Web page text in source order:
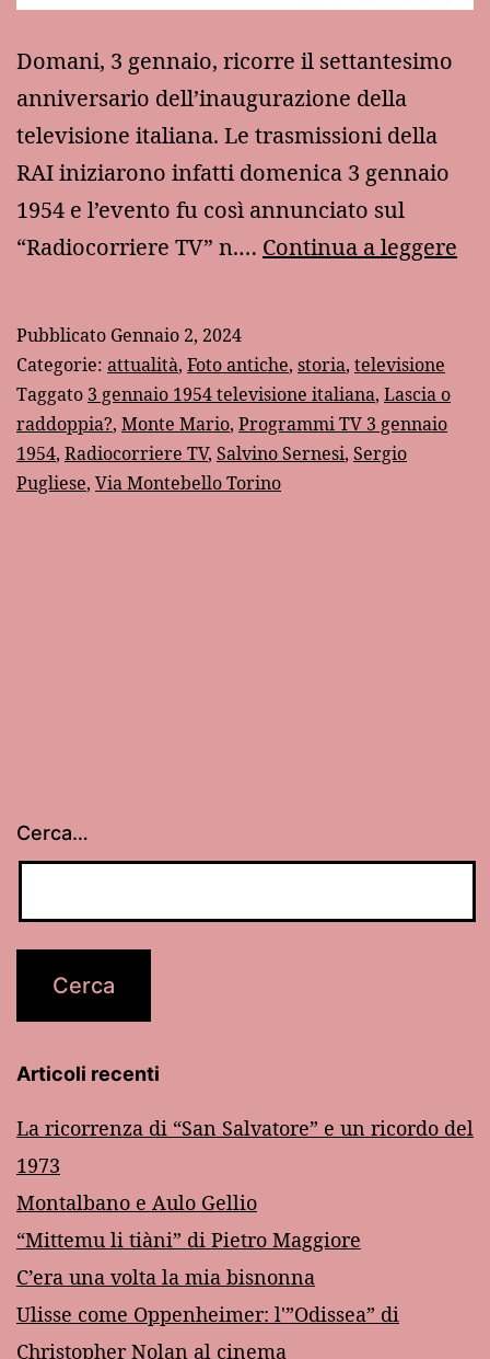
Domani, 3 gennaio, ricorre il settantesimo
anniversario dell’inaugurazione della
televisione italiana. Le trasmissioni della
RAI iniziarono infatti domenica 3 gennaio
1954 e l’evento fu così annunciato sul
“Radiocorriere TV” n.… Continua a leggere
Pubblicato Gennaio 2, 2024
Categorie: attualità, Foto antiche, storia, televisione
Taggato 3 gennaio 1954 televisione italiana, Lascia o
raddoppia?, Monte Mario, Programmi TV 3 gennaio
1954, Radiocorriere TV, Salvino Sernesi, Sergio
Pugliese, Via Montebello Torino
Cerca…
Articoli recenti
La ricorrenza di “San Salvatore” e un ricordo del
1973
Montalbano e Aulo Gellio
“Mittemu li tiàni” di Pietro Maggiore
C’era una volta la mia bisnonna
Ulisse come Oppenheimer: l'”Odissea” di
Christopher Nolan al cinema